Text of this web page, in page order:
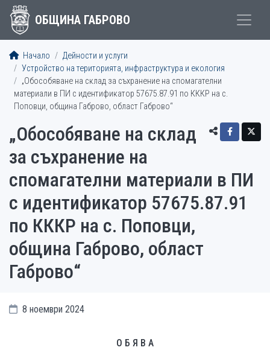
ОБЩИНА ГАБРОВО
Начало
Дейности и услуги
Устройство на територията, инфраструктура и екология
„Обособяване на склад за съхранение на спомагателни
материали в ПИ с идентификатор 57675.87.91 по КККР на с.
Поповци, община Габрово, област Габрово“
„Обособяване на склад
за съхранение на
спомагателни материали в ПИ
с идентификатор 57675.87.91
по КККР на с. Поповци,
община Габрово, област
Габрово“
8 ноември 2024
О Б Я В А